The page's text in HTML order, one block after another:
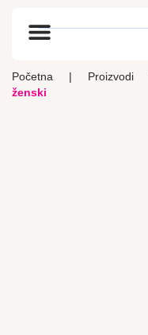
Početna | Proizvodi
ženski